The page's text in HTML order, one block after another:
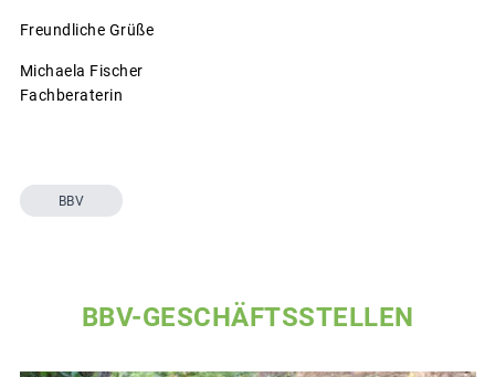
Freundliche Grüße
Michaela Fischer
Fachberaterin
BBV
BBV-GESCHÄFTSSTELLEN